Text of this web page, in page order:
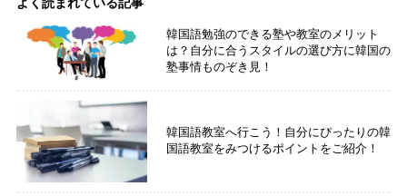
よく読まれている記事
韓国語勉強のできる塾や教室のメリット
は？自分に合うスタイルの選び方に韓国の
塾事情ものぞき見！
韓国語教室へ行こう！自分にぴったりの韓
国語教室をみつけるポイントをご紹介！